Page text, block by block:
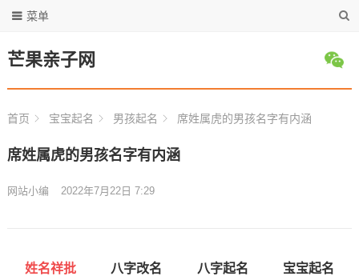
芒果亲子网
菜单
首页 宝宝起名 男孩起名 席姓属虎的男孩名字有内涵
席姓属虎的男孩名字有内涵
网站小编 2022年7月22日 7:29
姓名祥批 八字改名 八字起名 宝宝起名